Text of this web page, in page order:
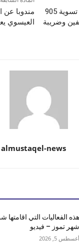
مندوبا عن
العيسوي
الحكومة توافق على تسوية 905
وضريبة
almustaqel-news
هذه الفعاليات التي اقامتها
شهر تموز – فيديو
أغسطس 5, 2026